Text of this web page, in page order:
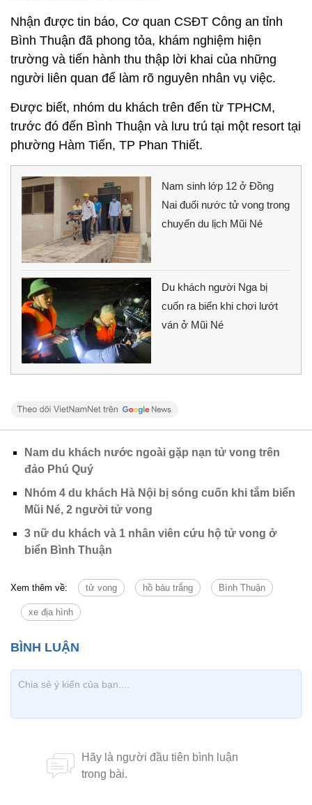
Nhận được tin báo, Cơ quan CSĐT Công an tỉnh
Bình Thuận đã phong tỏa, khám nghiệm hiện
trường và tiến hành thu thập lời khai của những
người liên quan để làm rõ nguyên nhân vụ việc.
Được biết, nhóm du khách trên đến từ TPHCM,
trước đó đến Bình Thuận và lưu trú tại một resort tại
phường Hàm Tiến, TP Phan Thiết.
Nam sinh lớp 12 ở Đồng
Nai đuối nước tử vong trong
chuyến du lịch Mũi Né
Du khách người Nga bị
cuốn ra biển khi chơi lướt
ván ở Mũi Né
Nam du khách nước ngoài gặp nạn tử vong trên
đảo Phú Quý
Nhóm 4 du khách Hà Nội bị sóng cuốn khi tắm biển
Mũi Né, 2 người tử vong
3 nữ du khách và 1 nhân viên cứu hộ tử vong ở
biển Bình Thuận
Xem thêm về: tử vong hồ bàu trắng Bình Thuận
xe địa hình